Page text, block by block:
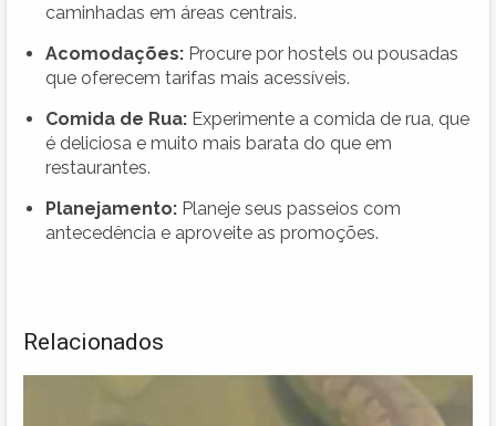
caminhadas em áreas centrais.
Acomodações: Procure por hostels ou pousadas
que oferecem tarifas mais acessíveis.
Comida de Rua: Experimente a comida de rua, que
é deliciosa e muito mais barata do que em
restaurantes.
Planejamento: Planeje seus passeios com
antecedência e aproveite as promoções.
Relacionados